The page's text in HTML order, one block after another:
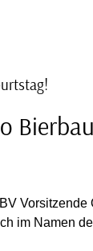
im Namen